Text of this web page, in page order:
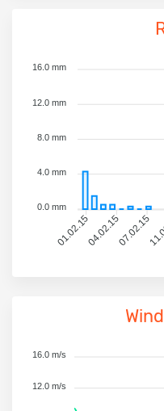
01.02.1504.02.1507.02.15
16.0 mm
12.0 mm
8.0 mm
4.0 mm
0.0 mm
16.0 m/s
12.0 m/s